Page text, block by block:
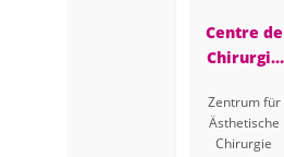
Centre de
Chirurgie
Esthétique
Dr Assassi
Zentrum für
Ästhetische
Chirurgie